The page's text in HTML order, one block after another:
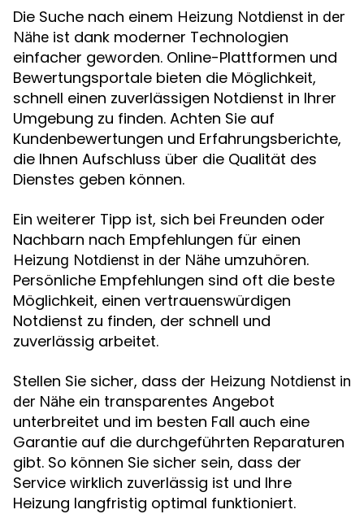
Die Suche nach einem Heizung Notdienst in der
Nähe ist dank moderner Technologien
einfacher geworden. Online-Plattformen und
Bewertungsportale bieten die Möglichkeit,
schnell einen zuverlässigen Notdienst in Ihrer
Umgebung zu finden. Achten Sie auf
Kundenbewertungen und Erfahrungsberichte,
die Ihnen Aufschluss über die Qualität des
Dienstes geben können.
Ein weiterer Tipp ist, sich bei Freunden oder
Nachbarn nach Empfehlungen für einen
Heizung Notdienst in der Nähe umzuhören.
Persönliche Empfehlungen sind oft die beste
Möglichkeit, einen vertrauenswürdigen
Notdienst zu finden, der schnell und
zuverlässig arbeitet.
Stellen Sie sicher, dass der Heizung Notdienst in
der Nähe ein transparentes Angebot
unterbreitet und im besten Fall auch eine
Garantie auf die durchgeführten Reparaturen
gibt. So können Sie sicher sein, dass der
Service wirklich zuverlässig ist und Ihre
Heizung langfristig optimal funktioniert.